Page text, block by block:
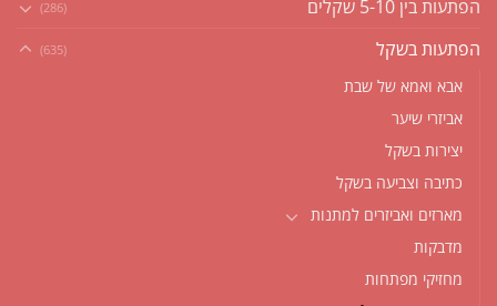
הפתעות בין 5-10 שקלים (286)
הפתעות בשקל (635)
אבא ואמא של שבת
אביזרי שיער
יצירות בשקל
כתיבה וצביעה בשקל
מארזים ואביזרים למתנות
מדבקות
מחזיקי מפתחות